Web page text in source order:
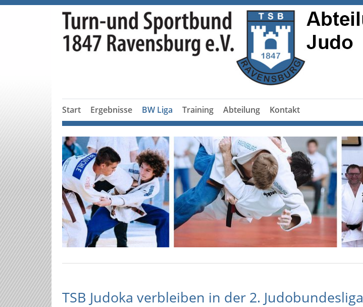
Start Ergebnisse BW Liga Training Abteilung Kontakt
TSB Judoka verbleiben in der 2. Judobundesliga